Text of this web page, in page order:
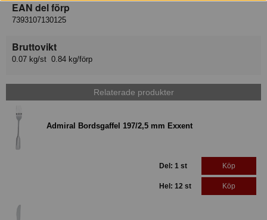
EAN del förp
7393107130125
Bruttovikt
0.07 kg/st 0.84 kg/förp
Relaterade produkter
Admiral Bordsgaffel 197/2,5 mm Exxent
Del: 1 st Köp
Hel: 12 st Köp